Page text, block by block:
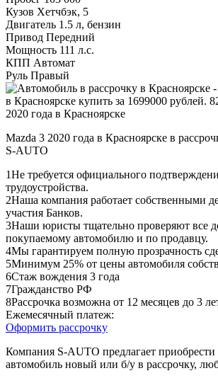
Кузов Хетчбэк, 5
Двигатель 1.5 л, бензин
Привод Передний
Мощность 111 л.с.
КПП Автомат
Руль Правый
Mazda 3 2020 года в Красноярске в
S-AUTO
1Не требуется официального
трудоустройства.
2Наша компания работает собственными
участия Банков.
3Наши юристы тщательно проверяют все
покупаемому автомобилю и по продавцу.
4Мы гарантируем полную прозрачность
5Минимум 25% от цены автомобиля
6Стаж вождения 3 года
7Гражданство РФ
8Рассрочка возможна от 12 месяцев до 3
Ежемесячный платеж:
Оформить рассрочку
Компания S-AUTO предлагает
автомобиль новый или б/у в рассрочку,